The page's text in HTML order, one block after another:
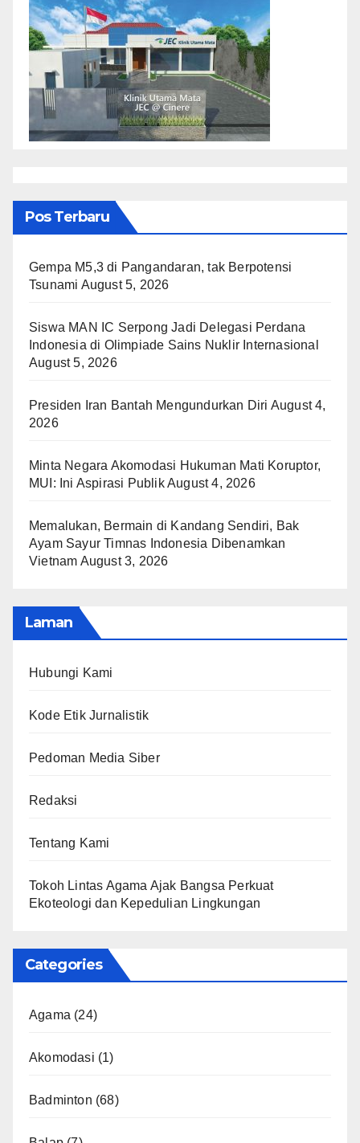
Pos Terbaru
Gempa M5,3 di Pangandaran, tak Berpotensi
Tsunami August 5, 2026
Siswa MAN IC Serpong Jadi Delegasi Perdana
Indonesia di Olimpiade Sains Nuklir Internasional
August 5, 2026
Presiden Iran Bantah Mengundurkan Diri August 4,
2026
Minta Negara Akomodasi Hukuman Mati Koruptor,
MUI: Ini Aspirasi PublikAugust 4, 2026
Memalukan, Bermain di Kandang Sendiri, Bak
Ayam Sayur Timnas Indonesia Dibenamkan
Vietnam August 3, 2026
Laman
Hubungi Kami
Kode Etik Jurnalistik
Pedoman Media Siber
Redaksi
Tentang Kami
Tokoh Lintas Agama Ajak Bangsa Perkuat
Ekoteologi dan Kepedulian Lingkungan
Categories
Agama (24)
Akomodasi (1)
Badminton (68)